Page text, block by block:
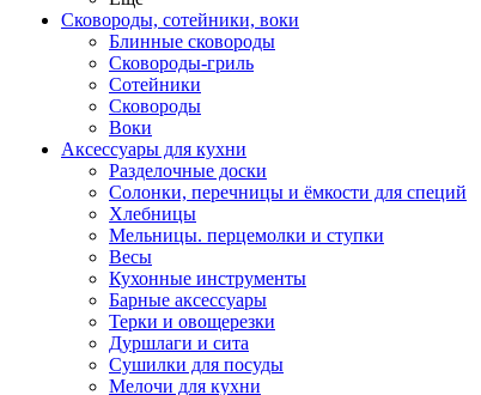
Сковороды, сотейники, воки
Блинные сковороды
Сковороды-гриль
Сотейники
Сковороды
Воки
Аксессуары для кухни
Разделочные доски
Солонки, перечницы и ёмкости для специй
Хлебницы
Мельницы. перцемолки и ступки
Весы
Кухонные инструменты
Барные аксессуары
Терки и овощерезки
Дуршлаги и сита
Сушилки для посуды
Мелочи для кухни